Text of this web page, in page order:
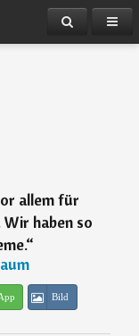
allem für
haben so
“
Bild